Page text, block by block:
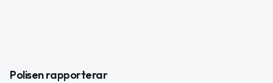
Polisen rapporterar